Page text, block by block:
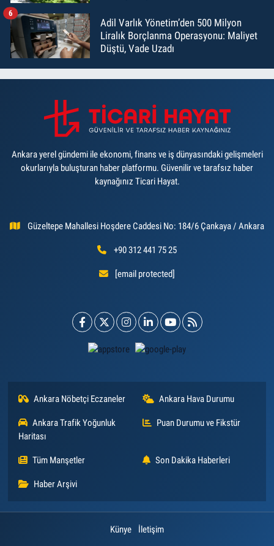
Adil Varlık Yönetim’den 500 Milyon
Liralık Borçlanma Operasyonu: Maliyet
Düştü, Vade Uzadı
6
Ankara yerel gündemi ile ekonomi, finans ve iş dünyasındaki gelişmeleri
okurlarıyla buluşturan haber platformu. Güvenilir ve tarafsız haber
kaynağınız Ticari Hayat.
Güzeltepe Mahallesi Hoşdere Caddesi No: 184/6 Çankaya / Ankara
+90 312 441 75 25
[email protected]
Ankara Nöbetçi Eczaneler Ankara Hava Durumu
Ankara Trafik Yoğunluk
Haritası
Puan Durumu ve Fikstür
Tüm Manşetler Son Dakika Haberleri
Haber Arşivi
Künye İletişim